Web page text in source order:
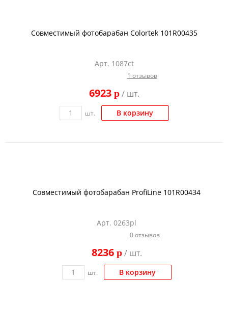
Совместимый фотобарабан Colortek 101R00435
Арт. 1087ct
1 отзывов
6923 p/ шт.
шт. В корзину
Совместимый фотобарабан ProfiLine 101R00434
Арт. 0263pl
0 отзывов
8236 p/ шт.
шт. В корзину